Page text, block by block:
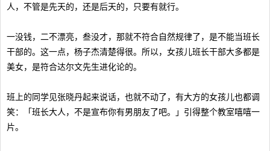
人，不管是先天的，还是后天的，只要有就行。
一没钱，二不漂亮，叁没才，那就不符合自然规律了，是不能当班长
干部的。这一点，杨子杰清楚得很。所以，女孩儿班长干部大多都是
美女，是符合达尔文先生进化论的。
班上的同学见张晓丹起来说话，也就不动了，有大方的女孩儿也都调
笑：「班长大人，不是宣布你有男朋友了吧。」引得整个教室嘻嘻一
片。